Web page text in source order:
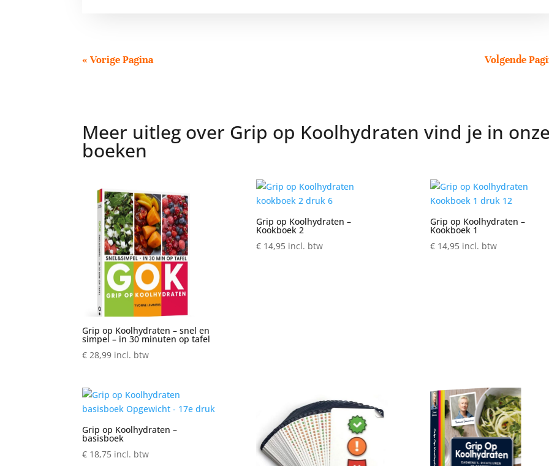
« Vorige Pagina Volgende
Meer uitleg over Grip op Koolhydraten vind je in
boeken
Grip op Koolhydraten – snel en
simpel – in 30 minuten op tafel
€ 28,99 incl. btw
Grip op Koolhydraten –
Kookboek 2
€14,95 incl. btw
Grip op Koolhydraten –
Kookboek 1
€14,95 incl. btw
Grip op Koolhydraten –
basisboek
€ 18,75 incl. btw